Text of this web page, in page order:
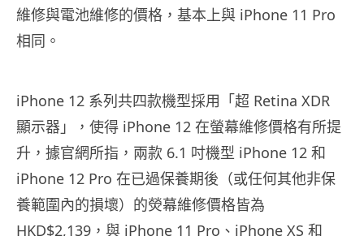
維修與電池維修的價格，基本上與 iPhone 11 Pro
相同。
iPhone 12 系列共四款機型採用「超 Retina XDR
顯示器」，使得 iPhone 12 在螢幕維修價格有所提
升，據官網所指，兩款 6.1 吋機型 iPhone 12 和
iPhone 12 Pro 在已過保養期後（或任何其他非保
養範圍內的損壞）的熒幕維修價格皆為
HKD$2,139，與 iPhone 11 Pro、iPhone XS 和